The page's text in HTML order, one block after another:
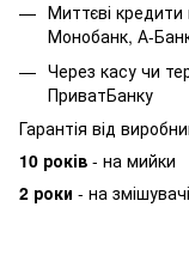
Миттєві кредити
Монобанк, А-
Через касу чи
ПриватБанку
Гарантія від
10 років - на мийки
2 роки - на